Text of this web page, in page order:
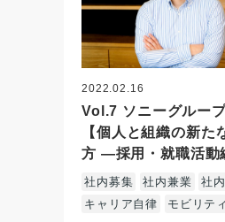
2022.02.16
Vol.7 ソニーグルー
【個人と組織の新た
方 ―採用・就職活動
社内募集 社内兼業
社
キャリア自律
モビリティ